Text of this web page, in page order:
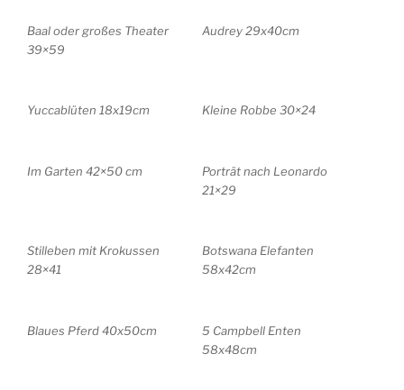
Baal oder großes Theater
39×59
Audrey 29x40cm
Yuccablüten 18x19cm Kleine Robbe 30×24
Im Garten 42×50 cm
Porträt nach Leonardo
21×29
Stilleben mit Krokussen
28×41
Botswana Elefanten
58x42cm
Blaues Pferd 40x50cm
5 Campbell Enten
58x48cm